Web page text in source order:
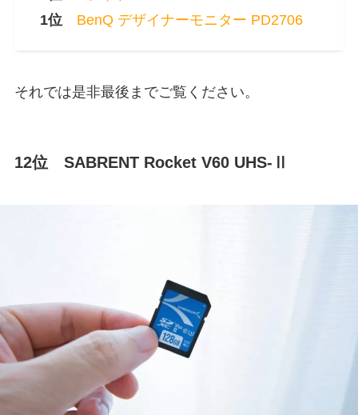
1位 BenQ デザイナーモニター PD2706
それでは是非最後までご覧ください。
12位 SABRENT Rocket V60 UHS-Ⅱ